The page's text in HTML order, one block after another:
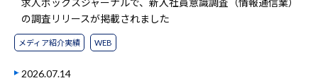
求人ボックスジャーナルで、新入社員意識調査（情報通信業）
の調査リリースが掲載されました
メディア紹介実績 WEB
2026.07.14